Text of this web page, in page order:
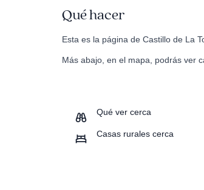
Qué hacer
Esta es la página de Castillo de La
Más abajo, en el mapa, podrás ver
Qué ver cerca
Casas rurales cerca